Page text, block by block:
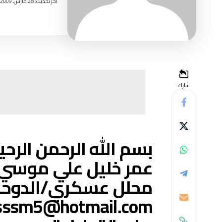
شارك
بسم الله الرحمن
عمر خليل علي
محلل عسكري/